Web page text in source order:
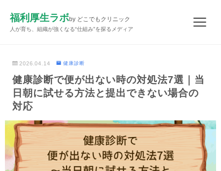
福利厚生ラボby どこでもクリニック
人が育ち、組織が強くなる“仕組み”を探るメディア
2026.04.14 健康診断
健康診断で便が出ない時の対処法7選｜当
日朝に試せる方法と提出できない場合の
対応